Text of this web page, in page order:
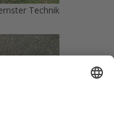
Technik